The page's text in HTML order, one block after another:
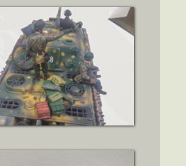
ZOBRAZIT DETAIL